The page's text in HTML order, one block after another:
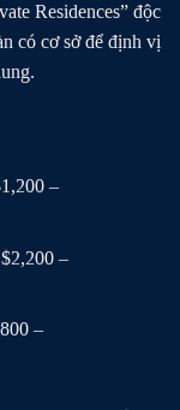
Residences” độc
có cơ sở để định vị
–
–
–